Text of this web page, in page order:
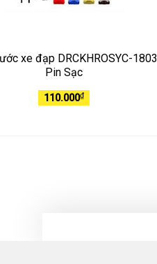
xe đạp DRCKHROSYC-1803
Pin Sạc
110.000₫